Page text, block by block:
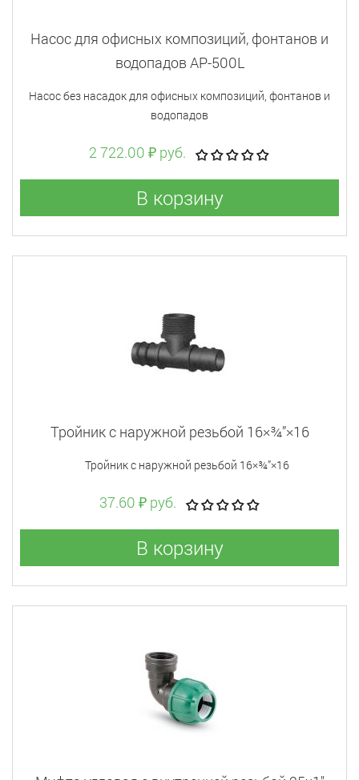
Насос для офисных композиций, фонтанов и
водопадов AP-500L
Насос без насадок для офисных композиций, фонтанов и
водопадов
2 722.00 ₽ руб.
В корзину
Тройник с наружной резьбой 16×¾”×16
Тройник с наружной резьбой 16×¾”×16
37.60 ₽ руб.
В корзину